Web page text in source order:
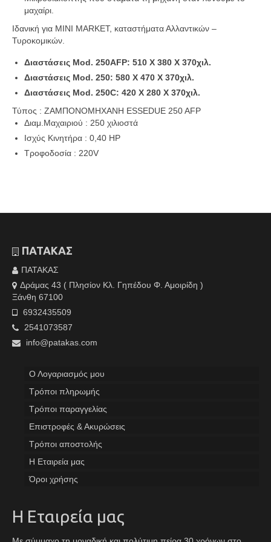
μαχαίρι.
Ιδανική για MINI MARKET, καταστήματα Αλλαντικών –
Τυροκομικών.
Διαστάσεις Mod. 250AFP: 510 X 380 X 370χιλ.
Διαστάσεις Mod. 250: 580 X 470 X 370χιλ.
Διαστάσεις Mod. 250C: 420 X 280 X 370χιλ.
Τύπος : ΖΑΜΠΟΝΟΜΗΧΑΝΗ ESSEDUE 250 AFP
Διαμ.Μαχαιριού : 250 χιλιοστά
Ισχύς Κινητήρα : 0,40 HP
Τροφοδοσία : 220V
ΠΑΤΑΚΑΣ
ΠΑΤΑΚΑΣ
Δράμας 43 ( Πλησίον Κλ. Γηπέδου Φ. Αμοιρίδη )
Ξάνθη 67100
6932435509
2541073587
info@patakas.com
Ο Λογαριασμός μου
Tρόποι πληρωμής
Τρόποι παραγγελίας
Επιστροφές & Ακυρώσεις
Τρόποι αποστολής
Η Εταιρεία μας
Όροι χρήσης
Η Εταιρεία μας